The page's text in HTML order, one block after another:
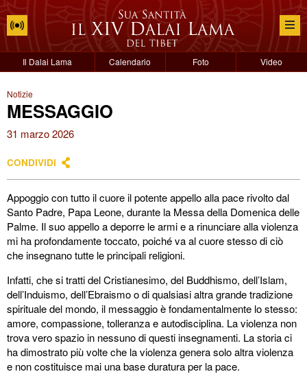
Il Dalai Lama Calendario Foto Video
Notizie
MESSAGGIO
31 marzo 2026
CONDIVIDI
Appoggio con tutto il cuore il potente appello alla pace rivolto dal
Santo Padre, Papa Leone, durante la Messa della Domenica delle
Palme. Il suo appello a deporre le armi e a rinunciare alla violenza
mi ha profondamente toccato, poiché va al cuore stesso di ciò
che insegnano tutte le principali religioni.
Infatti, che si tratti del Cristianesimo, del Buddhismo, dell’Islam,
dell’Induismo, dell’Ebraismo o di qualsiasi altra grande tradizione
spirituale del mondo, il messaggio è fondamentalmente lo stesso:
amore, compassione, tolleranza e autodisciplina. La violenza non
trova vero spazio in nessuno di questi insegnamenti. La storia ci
ha dimostrato più volte che la violenza genera solo altra violenza
e non costituisce mai una base duratura per la pace.